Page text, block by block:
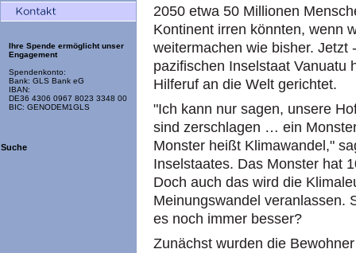
Ihre Spende ermöglicht unser
Engagement
Spendenkonto:
Bank: GLS Bank eG
IBAN:
DE36 4306 0967 8023 3348 00
BIC: GENODEM1GLS
Suche
2050 etwa 50 Millionen
Kontinent irren könnten, wenn
weitermachen wie bisher. Jetzt
pazifischen Inselstaat Vanuatu
Hilferuf an die Welt gerichtet.
"Ich kann nur sagen, unsere
sind zerschlagen … ein
Monster heißt Klimawandel,"
Inselstaates. Das Monster hat
Doch auch das wird die
Meinungswandel veranlassen.
es noch immer besser?
Zunächst wurden die